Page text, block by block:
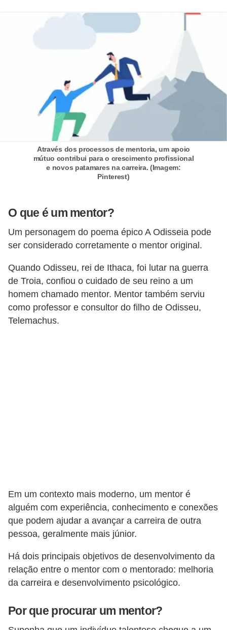
Através dos processos de mentoria, um apoio
mútuo contribui para o crescimento profissional
e novos patamares na carreira. (Imagem:
Pinterest)
O que é um mentor?
Um personagem do poema épico A Odisseia pode
ser considerado corretamente o mentor original.
Quando Odisseu, rei de Ithaca, foi lutar na guerra
de Troia, confiou o cuidado de seu reino a um
homem chamado mentor. Mentor também serviu
como professor e consultor do filho de Odisseu,
Telemachus.
Em um contexto mais moderno, um mentor é
alguém com experiência, conhecimento e conexões
que podem ajudar a avançar a carreira de outra
pessoa, geralmente mais júnior.
Há dois principais objetivos de desenvolvimento da
relação entre o mentor com o mentorado: melhoria
da carreira e desenvolvimento psicológico.
Por que procurar um mentor?
ç
o
r
a
b
a
M
o
t
i
v
a
ç
o